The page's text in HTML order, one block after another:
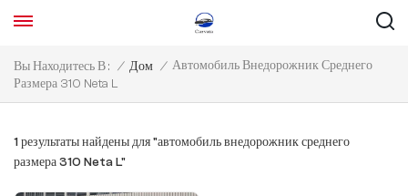
Вы Находитесь В : / Дом / Автомобиль Внедорожник Среднего
Размера 310 Neta L
1 результаты найдены для "автомобиль внедорожник среднего
размера 310 Neta L"